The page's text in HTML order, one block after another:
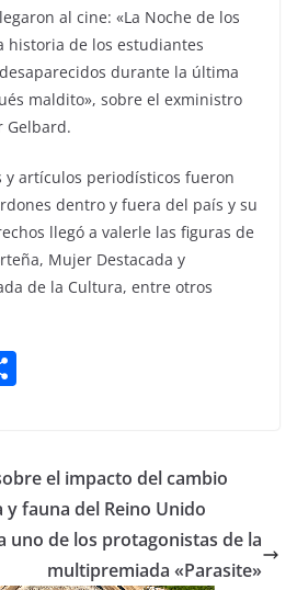
al cine: «La Noche de los
historia de los estudiantes
durante la última
maldito», sobre el exministro
Gelbard.
y artículos periodísticos fueron
dentro y fuera del país y su
llegó a valerle las figuras de
Mujer Destacada y
de la Cultura, entre otros
p
ar
tir
el impacto del cambio
fauna del Reino Unido
uno de los protagonistas de la
multipremiada «Parasite»